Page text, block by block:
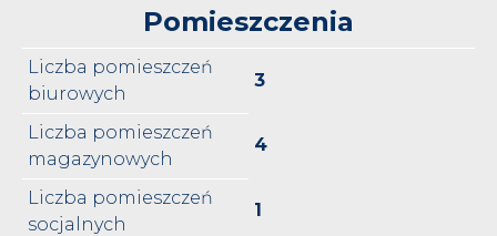
Pomieszczenia
Liczba pomieszczeń
biurowych
3
Liczba pomieszczeń
magazynowych
4
Liczba pomieszczeń
socjalnych
1